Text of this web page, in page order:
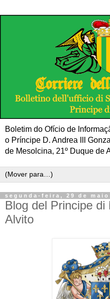
Boletim do Ofício de
o Príncipe D. Andrea III
de Mesolcina, 21º Duque de
segunda-feira, 29 de maio
Blog del Principe
Alvito